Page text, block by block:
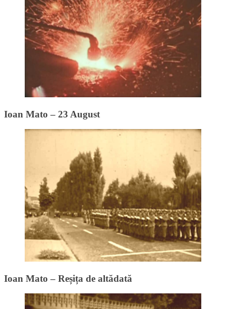
Ioan Mato – 23 August
Ioan Mato – Reșița de altădată